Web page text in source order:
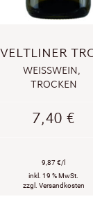
WEISSWEIN ,
TROCKEN
7,40€
9,87 €/l
inkl. 19 % MwSt.
zzgl. Versandkosten